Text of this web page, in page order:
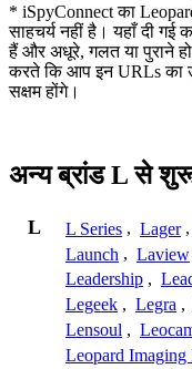
* iSpyConnect का
साहचर्य नहीं है। यहाँ दी गई
हैं और अधूरे, गलत या पुराने हो
करते कि आप इन URLs का
सक्षम होंगे।
अन्य ब्रांड L से
L L Series , Lager ,
Launch , Laview
Leadership ,
Legeek , Legra ,
Lensoul ,
Leopard Imaging